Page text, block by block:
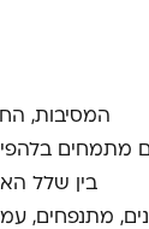
המסיבות,
מתמחים
בין שלל
מתנפחים,